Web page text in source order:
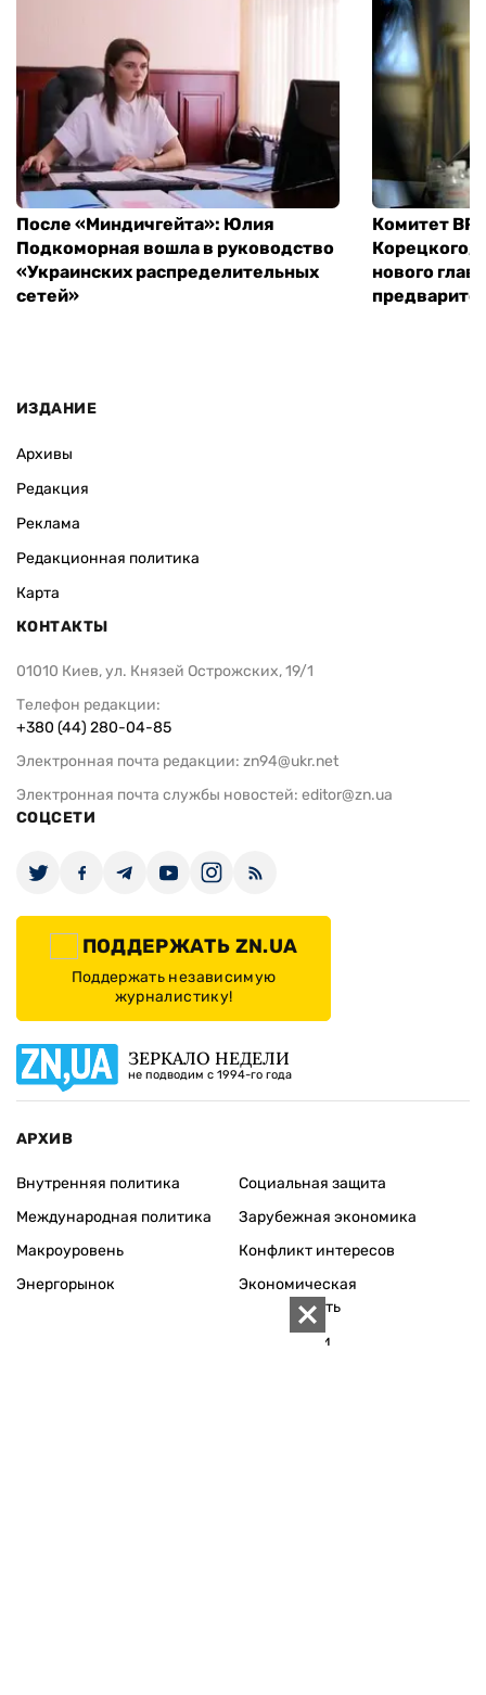
После «Миндичгейта»: Юлия
Подкоморная вошла в руководство
«Украинских распределительных
сетей»
Комитет ВР
Корецкого,
нового
ИЗДАНИЕ
Архивы
Редакция
Реклама
Редакционная политика
Карта
КОНТАКТЫ
01010 Киев, ул. Князей Острожских, 19/1
Телефон редакции:
+380 (44) 280-04-85
Электронная почта редакции: zn94@ukr.net
Электронная почта службы новостей: editor@zn.ua
СОЦСЕТИ
ПОДДЕРЖАТЬ ZN.UA
Поддержать независимую
журналистику!
ЗЕРКАЛО НЕДЕЛИ
не подводим с 1994-го года
АРХИВ
Внутренняя политика
Международная политика
Макроуровень
Энергорынок
Социальная защита
Зарубежная экономика
Конфликт интересов
Экономическая
безопасность
Персоналии